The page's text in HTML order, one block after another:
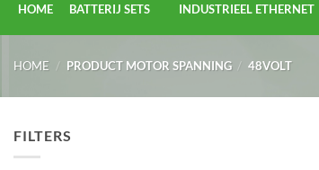
HOME BATTERIJ SETS INDUSTRIEEL ETHERNET
HOME / PRODUCT MOTOR SPANNING / 48VOLT
FILTERS